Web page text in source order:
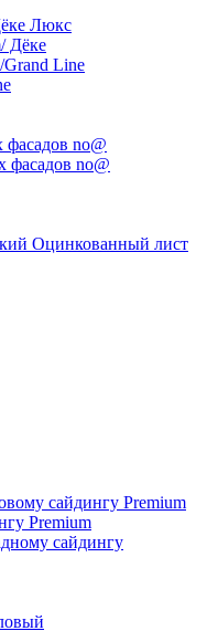
Люкс
Дёке
Grand Line
no@
фасадов no@
Оцинкованный лист
сайдингу Premium
Premium
сайдингу